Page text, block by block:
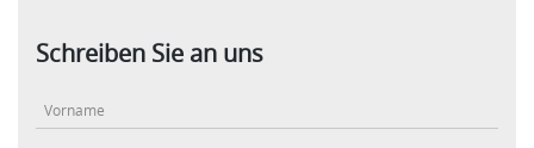
Schreiben Sie an uns